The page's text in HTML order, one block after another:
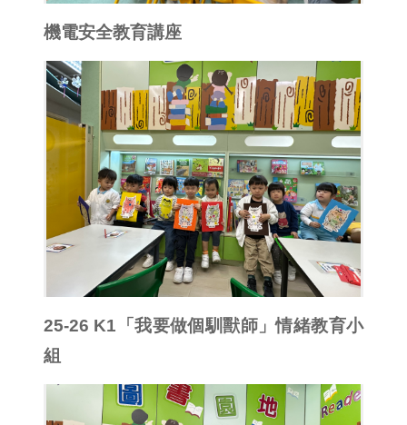
機電安全教育講座
25-26 K1「我要做個馴獸師」情緒教育小
組